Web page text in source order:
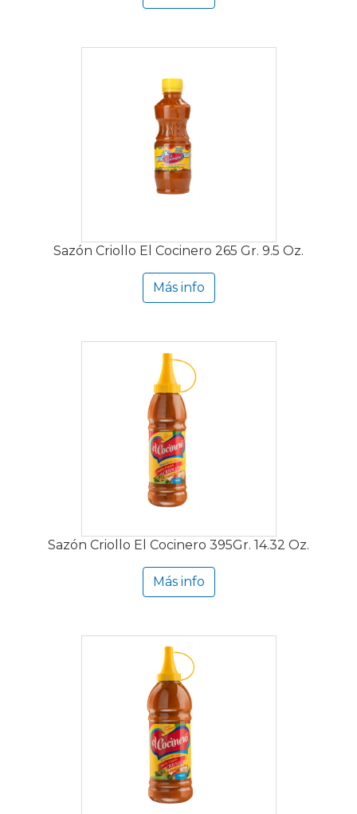
Sazón Criollo El Cocinero 265 Gr. 9.5 Oz.
Más info
Sazón Criollo El Cocinero 395Gr. 14.32 Oz.
Más info